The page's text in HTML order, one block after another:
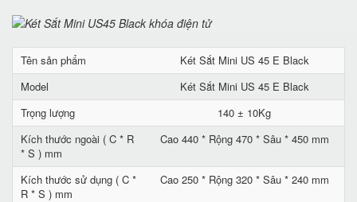
Tên sản phẩm
Két Sắt Mini US 45 E Black
Model
Két Sắt Mini US 45 E Black
Trọng lượng
140 ± 10Kg
Kích thước ngoài ( C * R
* S ) mm
Cao 440 * Rộng 470 * Sâu * 450 mm
Kích thước sử dụng ( C *
R * S ) mm
Cao 250 * Rộng 320 * Sâu * 240 mm